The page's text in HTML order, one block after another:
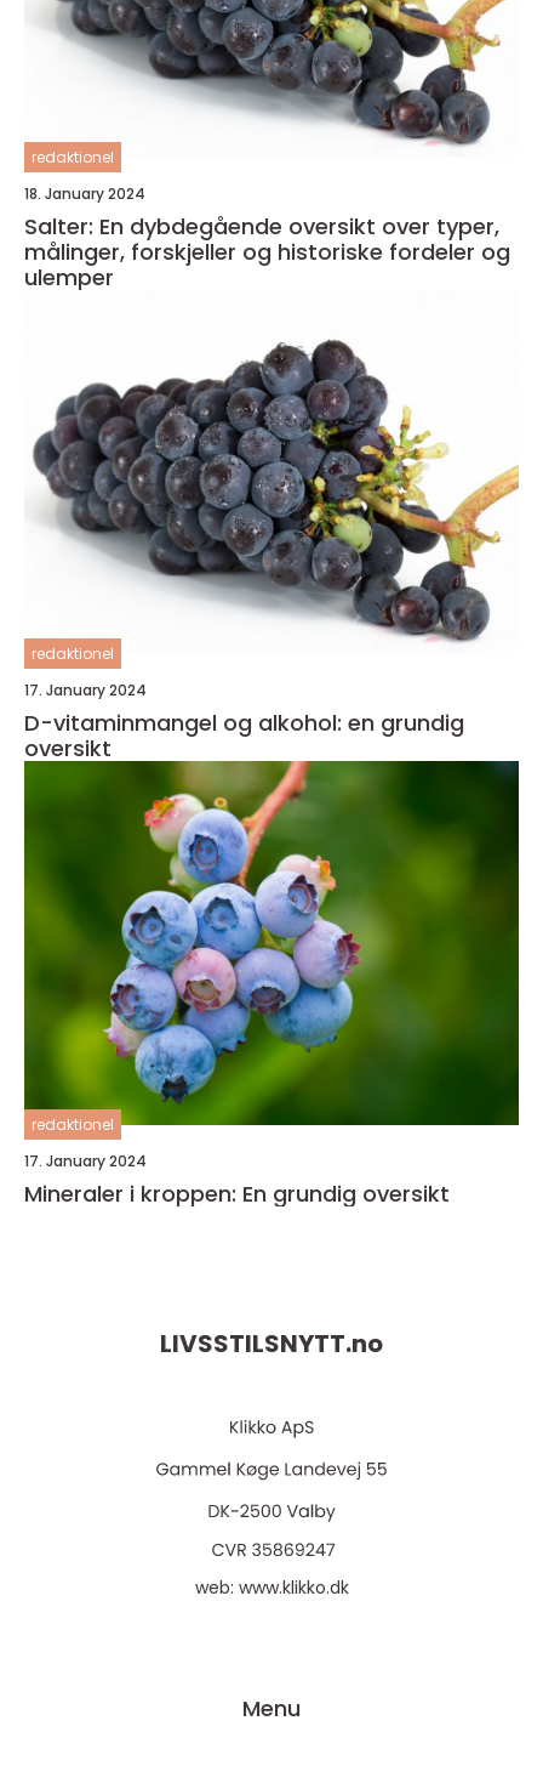
redaktionel
18. January 2024
Salter: En dybdegående oversikt over typer,
målinger, forskjeller og historiske fordeler og
ulemper
redaktionel
17. January 2024
D-vitaminmangel og alkohol: en grundig
oversikt
redaktionel
17. January 2024
Mineraler i kroppen: En grundig oversikt
LIVSSTILSNYTT.no
web: www.klikko.dk
Menu